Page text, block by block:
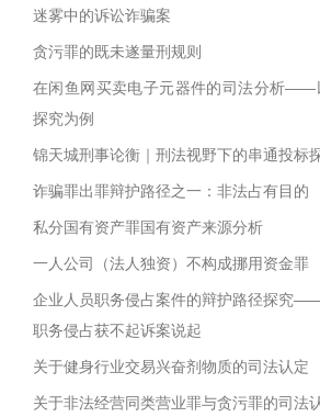
迷雾中的诉讼诈骗案
贪污罪的既未遂量刑规则
在闲鱼网买卖电子元器件的司法分析——
探究为例
锦天城刑事论衡｜刑法视野下的串通投标
诈骗罪出罪辩护路径之一：非法占有目的
私分国有资产罪国有资产来源分析
一人公司（法人独资）不构成挪用资金罪
企业人员职务侵占案件的辩护路径探究
职务侵占获不起诉案说起
关于健身行业交易兴奋剂物质的司法认定
关于非法经营同类营业罪与贪污罪的司法